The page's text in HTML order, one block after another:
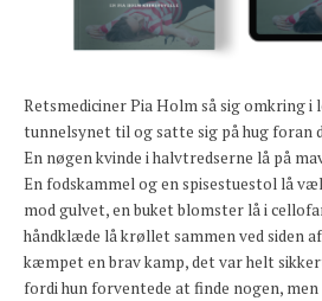
Retsmediciner Pia Holm så sig omkring i
tunnelsynet til og satte sig på hug foran
En nøgen kvinde i halvtredserne lå på
En fodskammel og en spisestuestol lå
mod gulvet, en buket blomster lå i
håndklæde lå krøllet sammen ved siden
kæmpet en brav kamp, det var helt
fordi hun forventede at finde nogen,